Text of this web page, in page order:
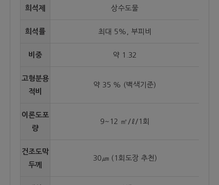
희석제 상수도물
희석률 최대 5%, 부피비
비중 약 1.32
고형분용
적비
약 35 % (백색기준)
이론도포
량
9~12 ㎡/ℓ/1회
건조도막
두께
30㎛ (1회도장 추천)